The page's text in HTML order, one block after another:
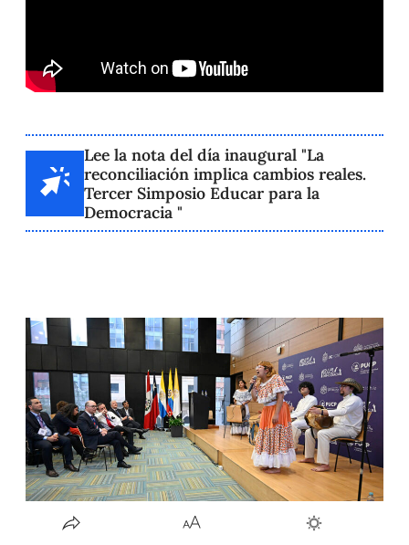
Lee la nota del día inaugural "La
reconciliación implica cambios reales.
Tercer Simposio Educar para la
Democracia "